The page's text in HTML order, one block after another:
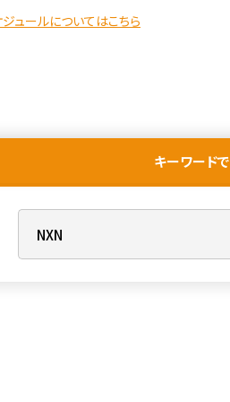
ュールについてはこちら
キーワード